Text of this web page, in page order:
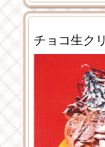
チョコ生ク